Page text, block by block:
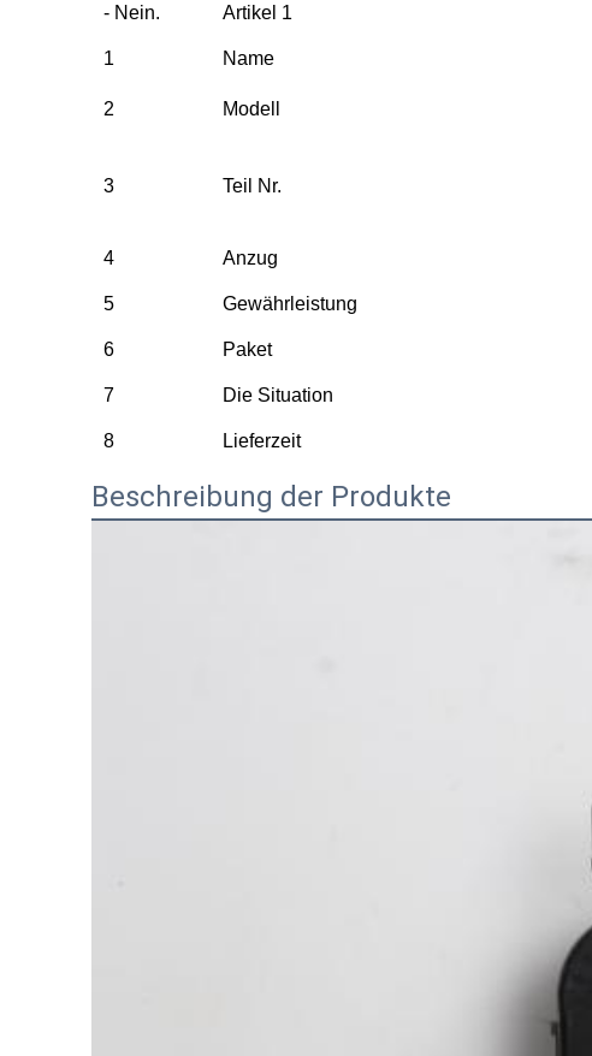
- Nein. Artikel 1
1 Name
2 Modell
3 Teil Nr.
4
Anzug
5 Gewährleistung
6 Paket
7 Die Situation
8 Lieferzeit
Beschreibung der Produkte